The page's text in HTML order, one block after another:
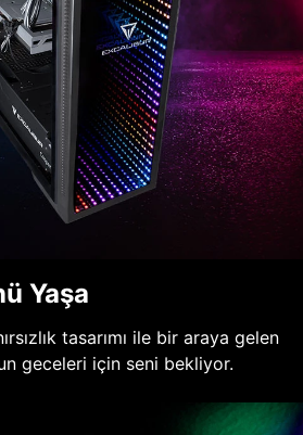
Yaşa
tasarımı ile bir araya gelen
geceleri için seni bekliyor.